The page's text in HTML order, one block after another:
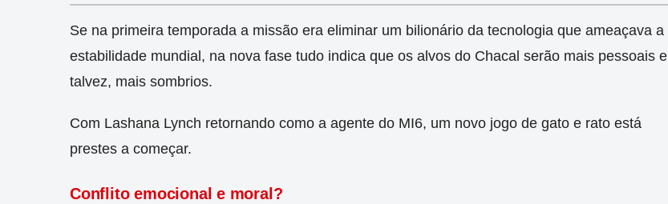
Se na primeira temporada a missão era eliminar um bilionário da tecnologia que ameaçava a
estabilidade mundial, na nova fase tudo indica que os alvos do Chacal serão mais pessoais e
talvez, mais sombrios.
Com Lashana Lynch retornando como a agente do MI6, um novo jogo de gato e rato está
prestes a começar.
Conflito emocional e moral?